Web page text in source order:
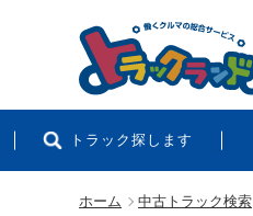
トラック探します
ホーム 中古トラック検索